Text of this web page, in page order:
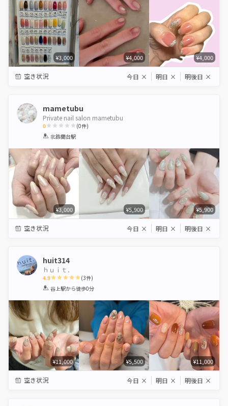
¥3,000 ¥4,000 ¥4,000
空き状況 今日 × 明日 × 明後日 ×
mametubu
Private nail salon mametubu
0
1 2 3 4 5
(0件)
北鈴蘭台駅
¥3,000 ¥5,900 ¥5,900
空き状況 今日 × 明日 × 明後日 ×
huit314
ｈｕｉｔ．
4.9
1 2 3 4 5
(3件)
谷上駅から徒歩0分
¥11,000 ¥5,500 ¥11,000
空き状況 今日 × 明日 × 明後日 ×